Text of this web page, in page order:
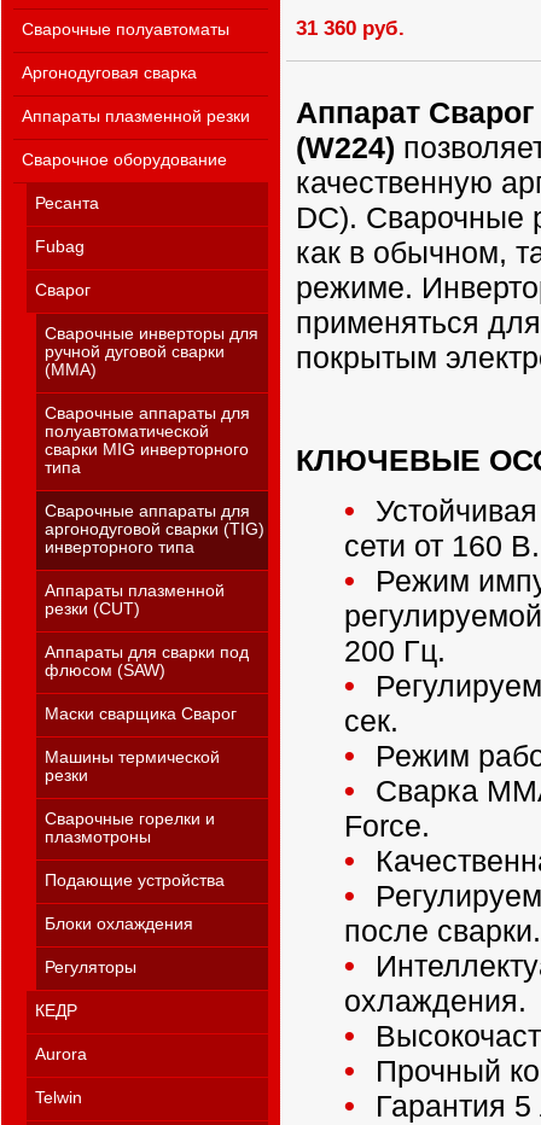
Сварочные полуавтоматы
Аргонодуговая сварка
Аппараты плазменной резки
Сварочное оборудование
Ресанта
Fubag
Сварог
Сварочные инверторы для
ручной дуговой сварки
(MMA)
Сварочные аппараты для
полуавтоматической
сварки MIG инверторного
типа
Сварочные аппараты для
аргонодуговой сварки (TIG)
инверторного типа
Аппараты плазменной
резки (CUT)
Аппараты для сварки под
флюсом (SAW)
Маски сварщика Сварог
Машины термической
резки
Сварочные горелки и
плазмотроны
Подающие устройства
Блоки охлаждения
Регуляторы
КЕДР
Aurora
Telwin
31 360 руб.
Аппарат
(W224)
качественную
DC). Сварочные
как в обычном,
режиме.
применяться
покрытым
КЛЮЧЕВЫЕ
сети от 160 В.
Режим
200 Гц.
сек.
Режим
Сварка
Force.
после сварки.
охлаждения.
Прочный
Гарантия 5